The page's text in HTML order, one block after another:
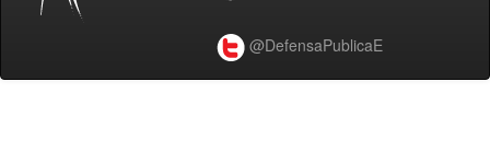
@DefensaPublicaE